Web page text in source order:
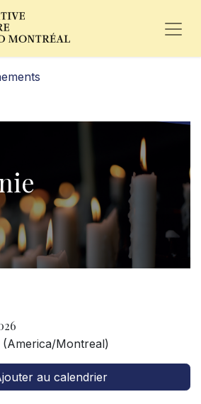
(America/Montreal)
au calendrier